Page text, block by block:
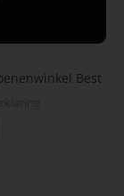
Best